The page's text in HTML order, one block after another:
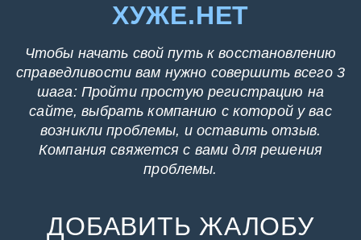
ХУЖЕ.НЕТ
Чтобы начать свой путь к восстановлению
справедливости вам нужно совершить всего 3
шага: Пройти простую регистрацию на
сайте, выбрать компанию с которой у вас
возникли проблемы, и оставить отзыв.
Компания свяжется с вами для решения
проблемы.
ДОБАВИТЬ ЖАЛОБУ